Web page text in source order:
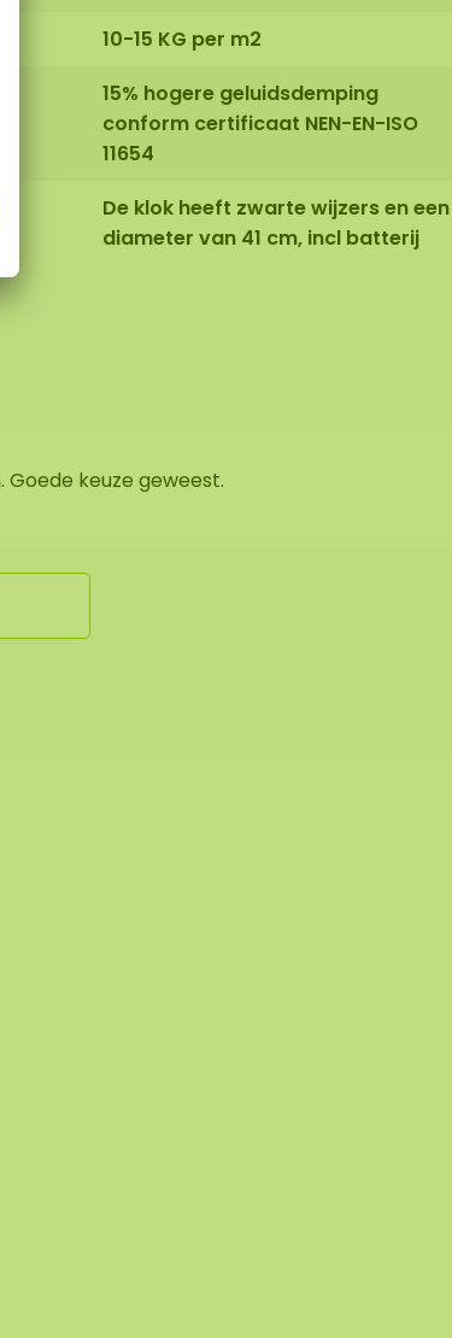
10-15 KG per m2
15% hogere geluidsdemping
conform certificaat NEN-EN-ISO
11654
De klok heeft zwarte wijzers en een
diameter van 41 cm, incl batterij
keuze geweest.